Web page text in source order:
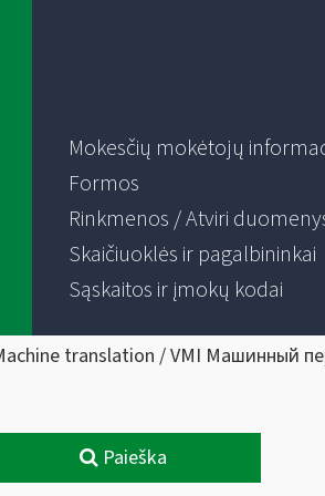
Mokesčių mokėtojų
Formos
Rinkmenos / Atviri
Skaičiuoklės ir pagalbininkai
Sąskaitos ir įmokų kodai
translation / VMI Машинный
Paieška